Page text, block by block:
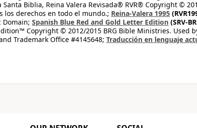
Santa Biblia, Reina Valera Revisada® RVR® Copyright ©
los derechos en todo el mundo.; Reina-Valera 1995
Domain; Spanish Blue Red and Gold Letter Edition (SRV-
Copyright © 2012/2015 BRG Bible Ministries. Used
Trademark Office #4145648; Traducción en lenguaje